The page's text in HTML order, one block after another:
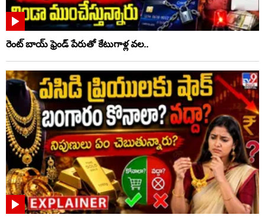
రెంట్ బాయ్‌ ఫ్రెండ్ పేరుతో కేటుగాళ్ల వల..